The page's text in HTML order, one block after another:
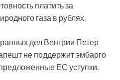
платить за
газа в рублях.
дел Венгрии Петер
не поддержит эмбарго
ЕС уступки.